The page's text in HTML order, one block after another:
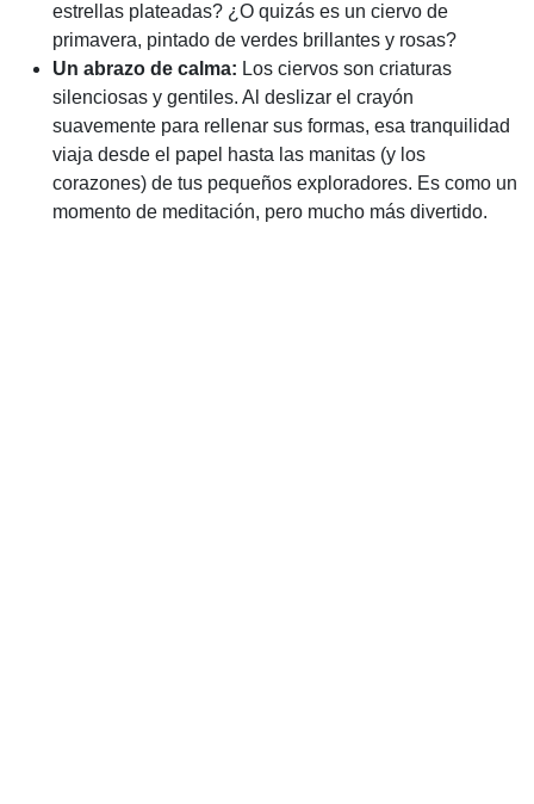
estrellas plateadas? ¿O quizás es un ciervo de
primavera, pintado de verdes brillantes y rosas?
Un abrazo de calma: Los ciervos son criaturas
silenciosas y gentiles. Al deslizar el crayón
suavemente para rellenar sus formas, esa tranquilidad
viaja desde el papel hasta las manitas (y los
corazones) de tus pequeños exploradores. Es como un
momento de meditación, pero mucho más divertido.